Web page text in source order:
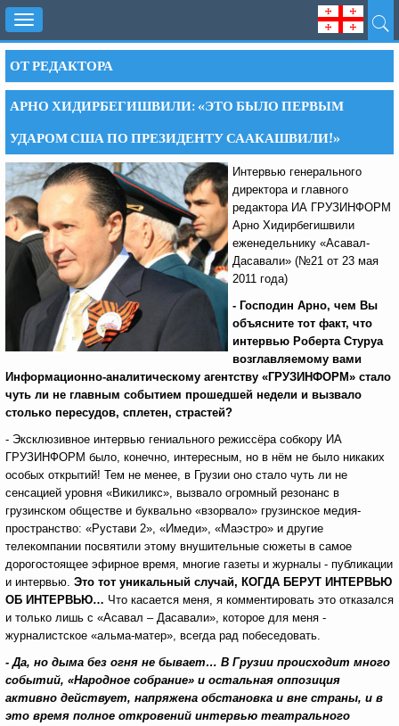
Toggle
navigation
ОТ РЕДАКТОРА
АРНО ХИДИРБЕГИШВИЛИ: «ЭТО БЫЛО ПЕРВЫМ
УДАРОМ США ПО ПРЕЗИДЕНТУ СААКАШВИЛИ!»
Интервью генерального
директора и главного
редактора ИА ГРУЗИНФОРМ
Арно Хидирбегишвили
еженедельнику «Асавал-
Дасавали» (№21 от 23 мая
2011 года)
- Господин Арно, чем Вы
объясните тот факт, что
интервью Роберта Стуруа
возглавляемому вами
Информационно-аналитическому агентству «ГРУЗИНФОРМ» стало
чуть ли не главным событием прошедшей недели и вызвало
столько пересудов, сплетен, страстей?
- Эксклюзивное интервью гениального режиссёра собкору ИА
ГРУЗИНФОРМ было, конечно, интересным, но в нём не было никаких
особых открытий! Тем не менее, в Грузии оно стало чуть ли не
сенсацией уровня «Викиликс», вызвало огромный резонанс в
грузинском обществе и буквально «взорвало» грузинское медия-
пространство: «Рустави 2», «Имеди», «Маэстро» и другие
телекомпании посвятили этому внушительные сюжеты в самое
дорогостоящее эфирное время, многие газеты и журналы - публикации
и интервью. Это тот уникальный случай, КОГДА БЕРУТ ИНТЕРВЬЮ
ОБ ИНТЕРВЬЮ… Что касается меня, я комментировать это отказался
и только лишь с «Асавал – Дасавали», которое для меня -
журналистское «альма-матер», всегда рад побеседовать.
- Да, но дыма без огня не бывает… В Грузии происходит много
событий, «Народное собрание» и остальная оппозиция
активно действует, напряжена обстановка и вне страны, и в
это время полное откровений интервью театрального